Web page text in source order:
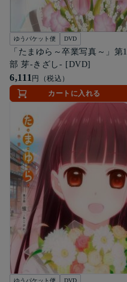
ゆうパケット便 DVD
「たまゆら～卒業写真～」第1
部 芽-きざし- [DVD]
6,111 円（税込）
カートに入れる